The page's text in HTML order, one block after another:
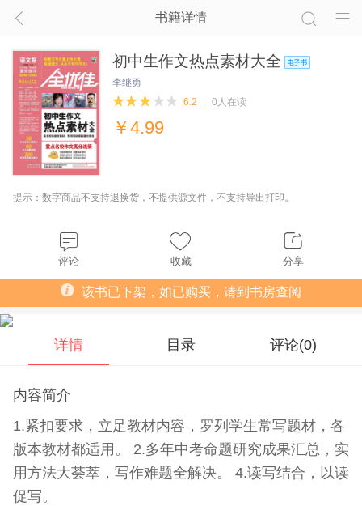
书籍详情
初中生作文热点素材大全
李继勇
6.2
0人在读
￥ 4.99
提示：数字商品不支持退换货，不提供源文件，不支持导出打印。
评论 收藏 分享
该书已下架，如已购买，请到书房查阅
详情 目录 评论(0)
内容简介
1.紧扣要求，立足教材内容，罗列学生常写题材，各
版本教材都适用。 2.多年中考命题研究成果汇总，实
用方法大荟萃，写作难题全解决。 4.读写结合，以读
促写。